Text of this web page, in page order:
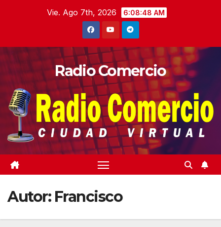
Vie. Ago 7th, 2026 6:08:50 AM
Radio Comercio
Autor: Francisco